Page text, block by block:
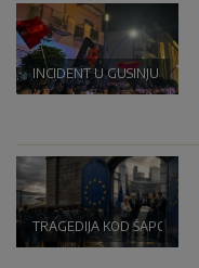
INCIDENT U GUSINJU
TRAGEDIJA KOD ŠAPCA